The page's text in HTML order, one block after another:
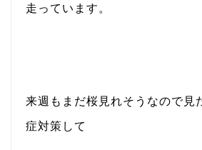
走っています。
来週もまだ桜見れそうなので見
症対策して